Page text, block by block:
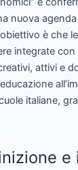
nuova
è che
integrate con
attivi e
italiane,